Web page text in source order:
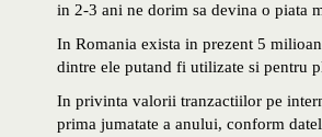
in 2-3 ani ne dorim sa devina o piata
In Romania exista in prezent 5
dintre ele putand fi utilizate si pentru
In privinta valorii tranzactiilor pe
prima jumatate a anului, conform